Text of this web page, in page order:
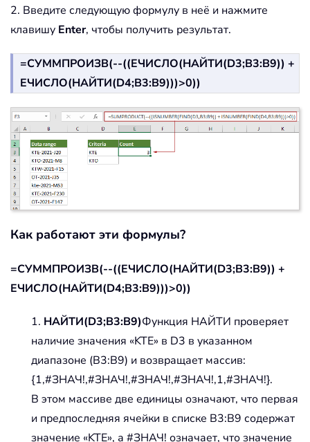
2. Введите следующую формулу в неё и нажмите
клавишу Enter, чтобы получить результат.
=СУММПРОИЗВ(--((ЕЧИСЛО(НАЙТИ(D3;B3:B9)) +
ЕЧИСЛО(НАЙТИ(D4;B3:B9)))>0))
Как работают эти формулы?
=СУММПРОИЗВ(--((ЕЧИСЛО(НАЙТИ(D3;B3:B9)) +
ЕЧИСЛО(НАЙТИ(D4;B3:B9)))>0))
1. НАЙТИ(D3;B3:B9)Функция НАЙТИ проверяет
наличие значения «KTE» в D3 в указанном
диапазоне (B3:B9) и возвращает массив:
{1,#ЗНАЧ!,#ЗНАЧ!,#ЗНАЧ!,#ЗНАЧ!,1,#ЗНАЧ!}.
В этом массиве две единицы означают, что первая
и предпоследняя ячейки в списке B3:B9 содержат
значение «KTE», а #ЗНАЧ! означает, что значение